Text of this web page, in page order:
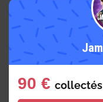
90 €